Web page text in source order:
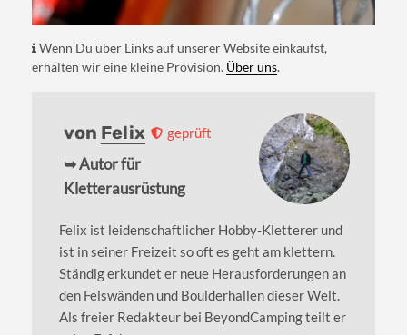
Wenn Du über Links auf unserer Website einkaufst,
erhalten wir eine kleine Provision. Über uns.
von Felix geprüft
➥ Autor für
Kletterausrüstung
Felix ist leidenschaftlicher Hobby-Kletterer und
ist in seiner Freizeit so oft es geht am klettern.
Ständig erkundet er neue Herausforderungen an
den Felswänden und Boulderhallen dieser Welt.
Als freier Redakteur bei BeyondCamping teilt er